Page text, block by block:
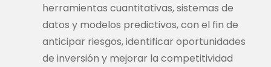
herramientas cuantitativas, sistemas de
datos y modelos predictivos, con el fin de
anticipar riesgos, identificar oportunidades
de inversión y mejorar la competitividad